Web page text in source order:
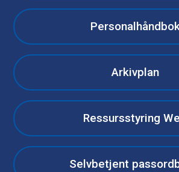
Arkivplan
Ressursstyring
Selvbetjent